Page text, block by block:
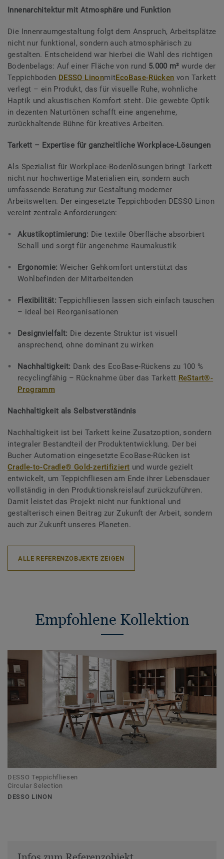
Innenarchitektur mit Atmosphäre und Funktion
Die Innenraumgestaltung folgt dem Anspruch, Arbeitsplätze
nicht nur funktional, sondern auch atmosphärisch zu
gestalten. Entscheidend war hierbei die Wahl des richtigen
Bodenbelags: Auf einer Fläche von rund 5.000 m²wurde der
Teppichboden DESSO LinonmitEcoBase-Rücken von Tarkett
verlegt – ein Produkt, das für visuelle Ruhe, wohnliche
Haptik und akustischen Komfort steht. Die gewebte Optik
in dezenten Naturtönen schafft eine angenehme,
zurückhaltende Bühne für kreatives Arbeiten.
Tarkett – Expertise für ganzheitliche Workplace-Lösungen
Als Spezialist für Workplace-Bodenlösungen bringt Tarkett
nicht nur hochwertige Materialien ein, sondern auch
umfassende Beratung zur Gestaltung moderner
Arbeitswelten. Der eingesetzte Teppichboden DESSO Linon
vereint zentrale Anforderungen:
Akustikoptimierung: Die textile Oberfläche absorbiert
Schall und sorgt für angenehme Raumakustik
Ergonomie: Weicher Gehkomfort unterstützt das
Wohlbefinden der Mitarbeitenden
Flexibilität: Teppichfliesen lassen sich einfach tauschen
– ideal bei Reorganisationen
Designvielfalt: Die dezente Struktur ist visuell
ansprechend, ohne dominant zu wirken
Nachhaltigkeit: Dank des EcoBase-Rückens zu 100 %
recyclingfähig – Rücknahme über das Tarkett ReStart®-
Programm
Nachhaltigkeit als Selbstverständnis
Nachhaltigkeit ist bei Tarkett keine Zusatzoption, sondern
integraler Bestandteil der Produktentwicklung. Der bei
Bucher Automation eingesetzte EcoBase-Rücken ist
Cradle-to-Cradle® Gold-zertifiziert und wurde gezielt
entwickelt, um Teppichfliesen am Ende ihrer Lebensdauer
vollständig in den Produktionskreislauf zurückzuführen.
Damit leistet das Projekt nicht nur funktional und
gestalterisch einen Beitrag zur Zukunft der Arbeit, sondern
auch zur Zukunft unseres Planeten.
ALLE REFERENZOBJEKTE ZEIGEN
Empfohlene Kollektion
DESSO Teppichfliesen
Circular Selection
DESSO LINON